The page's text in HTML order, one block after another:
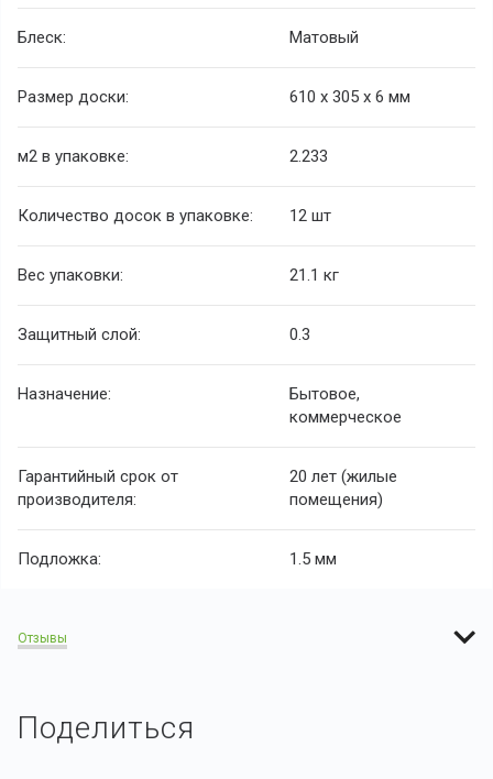
Блеск: Матовый
Размер доски: 610 х 305 х 6 мм
м2 в упаковке: 2.233
Количество досок в упаковке: 12 шт
Вес упаковки: 21.1 кг
Защитный слой: 0.3
Назначение:
Бытовое,
коммерческое
Гарантийный срок от
производителя:
20 лет (жилые
помещения)
Подложка: 1.5 мм
Отзывы
Поделиться